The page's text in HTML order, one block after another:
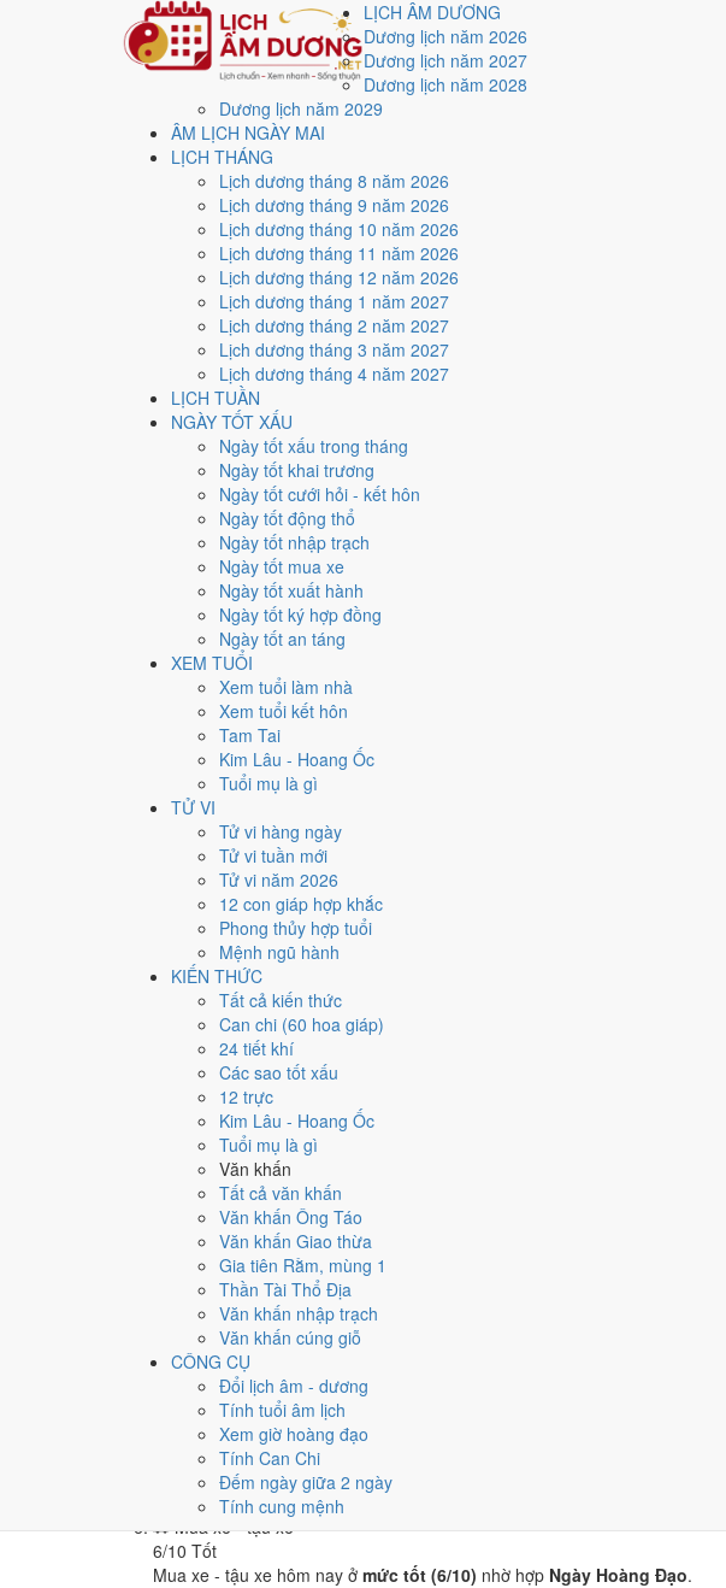
LỊCH ÂM DƯƠNG
Dương lịch năm 2026
Dương lịch năm 2027
Dương lịch năm 2028
Dương lịch năm 2029
ÂM LỊCH NGÀY MAI
LỊCH THÁNG
Lịch dương tháng 8 năm 2026
Lịch dương tháng 9 năm 2026
Lịch dương tháng 10 năm 2026
Lịch dương tháng 11 năm 2026
Lịch dương tháng 12 năm 2026
Lịch dương tháng 1 năm 2027
Lịch dương tháng 2 năm 2027
Lịch dương tháng 3 năm 2027
Lịch dương tháng 4 năm 2027
LỊCH TUẦN
NGÀY TỐT XẤU
Ngày tốt xấu trong tháng
Ngày tốt khai trương
Ngày tốt cưới hỏi - kết hôn
Ngày tốt động thổ
Ngày tốt nhập trạch
Ngày tốt mua xe
Ngày tốt xuất hành
Ngày tốt ký hợp đồng
Ngày tốt an táng
XEM TUỔI
Xem tuổi làm nhà
Xem tuổi kết hôn
Tam Tai
Kim Lâu - Hoang Ốc
Tuổi mụ là gì
TỬ VI
Tử vi hàng ngày
Tử vi tuần mới
Tử vi năm 2026
12 con giáp hợp khắc
Phong thủy hợp tuổi
Mệnh ngũ hành
KIẾN THỨC
Tất cả kiến thức
Can chi (60 hoa giáp)
24 tiết khí
Các sao tốt xấu
12 trực
Kim Lâu - Hoang Ốc
Tuổi mụ là gì
Văn khấn
Tất cả văn khấn
Văn khấn Ông Táo
Văn khấn Giao thừa
Gia tiên Rằm, mùng 1
Thần Tài Thổ Địa
Văn khấn nhập trạch
Văn khấn cúng giỗ
CÔNG CỤ
Đổi lịch âm - dương
Tính tuổi âm lịch
Xem giờ hoàng đạo
Tính Can Chi
Đếm ngày giữa 2 ngày
Tính cung mệnh
Trang chủ
Lịch năm 1969
Tháng 8/1969
Ngày 17/8/1969 (Giáp Tý)
Xem ngày17/8/1969
Ngày 17/8/1969 dương lịch (Chủ Nhật) là ngày 5/7/1969 âm lịch
7.3/10cho các việc quan trọng. Giờ Hoàng Đạo trong ngày:
Ngày Dương
Ngày Âm
Tháng 8 năm 1969
Tháng 7 âm năm 1969
Nhâm Thân
Ngày Giáp Tý có TrựcĐịnh(ngày yên ổn, vững chắc) và gặp Sao
Thân, Thìn, Sửuhợp ngày; tuổi
Ngày 17/8/1969 tốt hay xấu cho việc gì?
Ngày 17/8/1969 đạt7.3/10 trung bình cho 7 việc chính: cao nhất là
Thanh Long hoàng đạo nên điểm từng việc chênh nhau như bảng dưới.
💍
Cưới hỏi - đính hôn
Rất tốt
Cưới hỏi - đính hôn hôm nay ở
Cách tính ngày tốt
Khai trương - mở cửa hàng
Tốt
Khai trương - mở cửa hàng hôm nay ở
Cách tính ngày tốt
Ký hợp đồng - giao ước
Rất tốt
Ký hợp đồng - giao ước hôm nay ở
Cách tính ngày tốt
Động thổ - khởi công
Tốt
Động thổ - khởi công hôm nay ở
Cách tính ngày tốt
Nhập trạch - vào nhà mới
Rất tốt
Nhập trạch - vào nhà mới hôm nay ở
Cách tính ngày tốt
🚗Mua xe - tậu xe
6/10 Tốt
Mua xe - tậu xe hôm nay ở mức tốt (6/10) nhờ hợp Ngày Hoàng Đạo.